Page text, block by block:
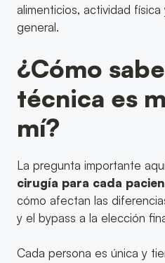
alimenticios, actividad
general.
¿Cómo
técnica es
mí?
La pregunta importante
cirugía para cada
cómo afectan las
y el bypass a la elección
Cada persona es única y